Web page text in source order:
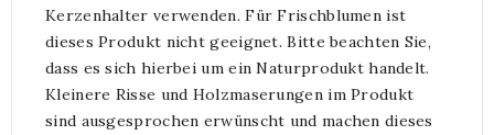
Kerzenhalter verwenden. Für Frischblumen ist
dieses Produkt nicht geeignet. Bitte beachten Sie,
dass es sich hierbei um ein Naturprodukt handelt.
Kleinere Risse und Holzmaserungen im Produkt
sind ausgesprochen erwünscht und machen dieses